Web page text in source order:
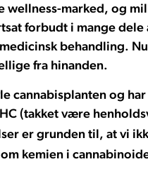
wellness-marked, og
forbudt i mange
behandling.
fra hinanden.
cannabisplanten og
(takket være
er grunden til, at vi
kemien i